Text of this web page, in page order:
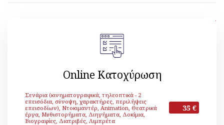
[ Επιστροφή ]
Online Κατοχύρωση
Σενάρια (κινηματογραφικά, τηλεοπτικά - 2
επεισόδια, σύνοψη, χαρακτήρες, περιλήψεις
επεισοδίων), Ντοκιμαντέρ, Animation, Θεατρικά
έργα, Μυθιστορήματα, Διηγήματα, Δοκίμια,
Βιογραφίες, Διατριβές, Λιμπρέτα
35 €